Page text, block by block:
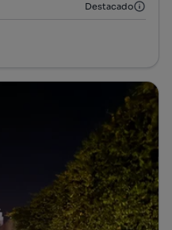
Destacado